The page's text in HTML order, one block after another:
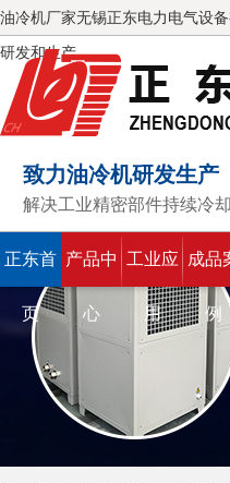
油冷机厂家无锡正东电力电气设
研发和生产
致力油冷机研发生产
解决工业精密部件持续冷却
正东首
页
产品中
心
工业应
用
成品
例